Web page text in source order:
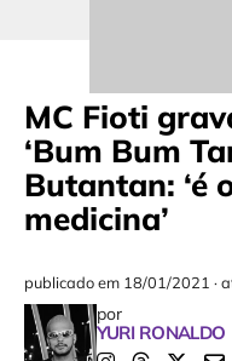
MC Fioti
‘Bum Bum
Butantan: ‘é
medicina’
publicado em 18/01/2021 ·
por
YURI RONALDO